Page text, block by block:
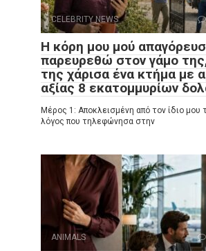
CELEBRITY NEWS
Η κόρη μου μού
παρευρεθώ στον γάμο
της χάρισα ένα κτήμα με
αξίας 8 εκατομμυρίων
Μέρος 1: Αποκλεισμένη από τον ίδιο μου
λόγος που τηλεφώνησα στην
ANIMALS